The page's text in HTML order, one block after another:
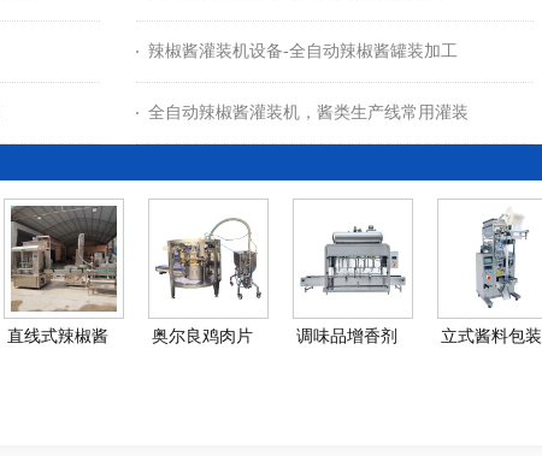
辣椒酱灌装机设备-全自动辣椒酱罐装加工
全自动辣椒酱灌装机，酱类生产线常用灌装
直线式辣椒酱
奥尔良鸡肉片
调味品增香剂
立式酱料包装